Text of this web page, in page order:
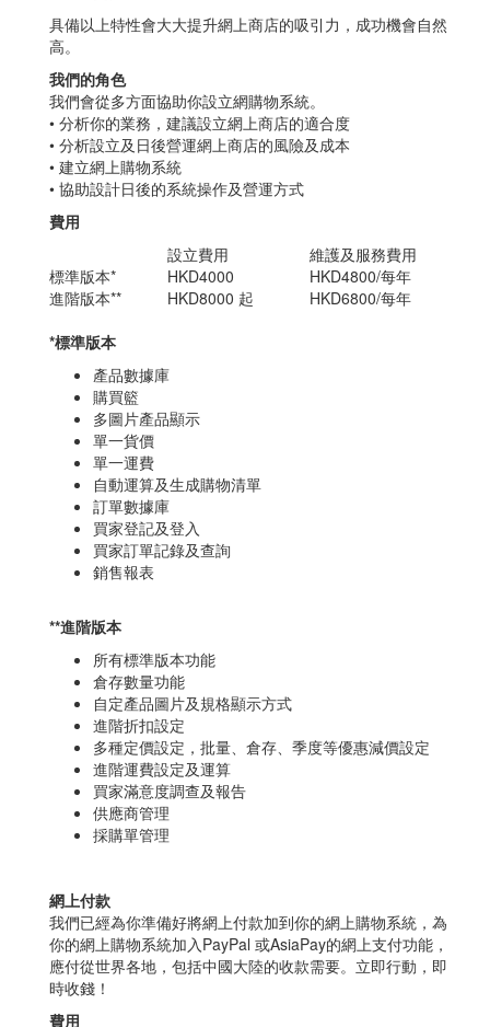
具備以上特性會大大提升網上商店的吸引力，成功機會自然
高。
我們的角色
我們會從多方面協助你設立網購物系統。
• 分析你的業務，建議設立網上商店的適合度
• 分析設立及日後營運網上商店的風險及成本
• 建立網上購物系統
• 協助設計日後的系統操作及營運方式
費用
設立費用
維護及服務費用
標準版本*
HKD4000
HKD4800/每年
進階版本**
HKD8000 起
HKD6800/每年
*標準版本
產品數據庫
購買籃
多圖片產品顯示
單一貨價
單一運費
自動運算及生成購物清單
訂單數據庫
買家登記及登入
買家訂單記錄及查詢
銷售報表
**進階版本
所有標準版本功能
倉存數量功能
自定產品圖片及規格顯示方式
進階折扣設定
多種定價設定，批量、倉存、季度等優惠減價設定
進階運費設定及運算
買家滿意度調查及報告
供應商管理
採購單管理
網上付款
我們已經為你準備好將網上付款加到你的網上購物系統，為
你的網上購物系統加入PayPal 或AsiaPay的網上支付功能，
應付從世界各地，包括中國大陸的收款需要。立即行動，即
時收錢！
費用